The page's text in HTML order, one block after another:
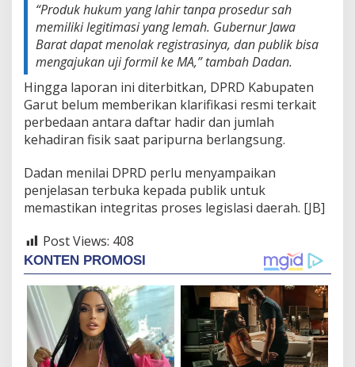
“Produk hukum yang lahir tanpa prosedur sah
memiliki legitimasi yang lemah. Gubernur Jawa
Barat dapat menolak registrasinya, dan publik bisa
mengajukan uji formil ke MA,” tambah Dadan.
Hingga laporan ini diterbitkan, DPRD Kabupaten
Garut belum memberikan klarifikasi resmi terkait
perbedaan antara daftar hadir dan jumlah
kehadiran fisik saat paripurna berlangsung.
Dadan menilai DPRD perlu menyampaikan
penjelasan terbuka kepada publik untuk
memastikan integritas proses legislasi daerah. [JB]
Post Views: 408